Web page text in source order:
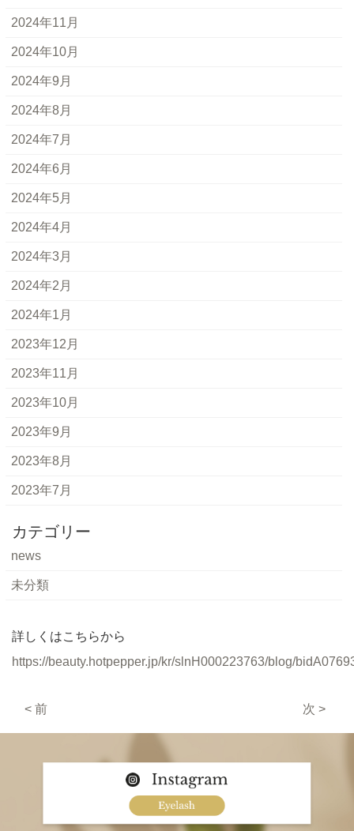
2024年11月
2024年10月
2024年9月
2024年8月
2024年7月
2024年6月
2024年5月
2024年4月
2024年3月
2024年2月
2024年1月
2023年12月
2023年11月
2023年10月
2023年9月
2023年8月
2023年7月
カテゴリー
news
未分類
詳しくはこちらから
https://beauty.hotpepper.jp/kr/slnH000223763/blog/
< 前 次 >